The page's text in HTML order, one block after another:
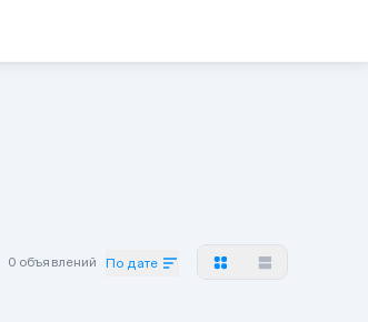
0 объявлений По дате